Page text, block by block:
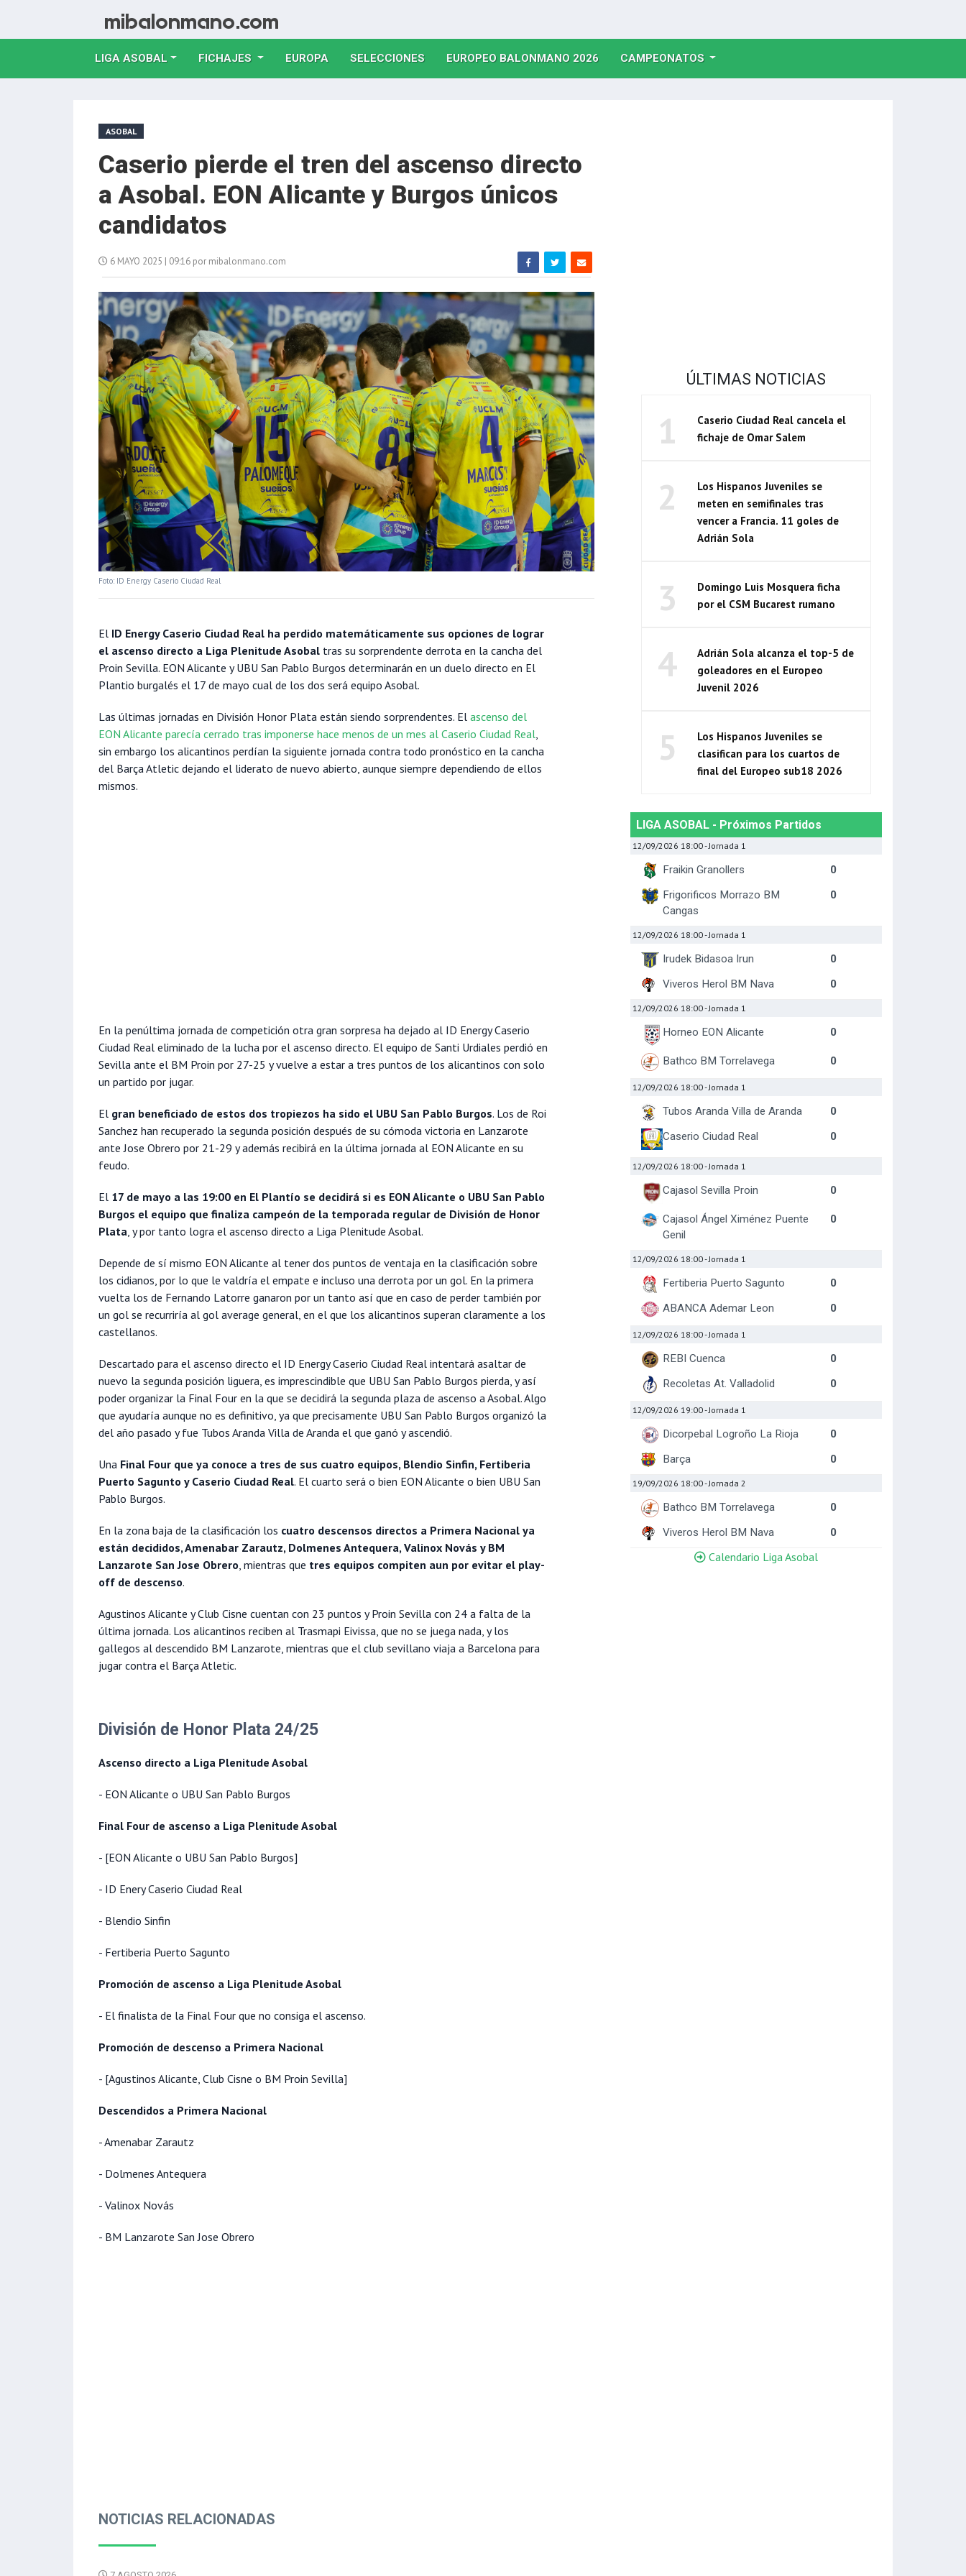
LIGA ASOBAL FICHAJES EUROPA(CURRENT)
SELECCIONES(CURRENT)
EUROPEO BALONMANO 2026(CURRENT)
CAMPEONATOS
ASOBAL
Caserio pierde el tren del ascenso directo
a Asobal. EON Alicante y Burgos únicos
candidatos
6 MAYO 2025 | 09:16 por mibalonmano.com
Foto: ID Energy Caserio Ciudad Real
El ID Energy Caserio Ciudad Real ha perdido matemáticamente sus opciones de lograr
el ascenso directo a Liga Plenitude Asobal tras su sorprendente derrota en la cancha del
Proin Sevilla. EON Alicante y UBU San Pablo Burgos determinarán en un duelo directo en El
Plantio burgalés el 17 de mayo cual de los dos será equipo Asobal.
Las últimas jornadas en División Honor Plata están siendo sorprendentes. El ascenso del
EON Alicante parecía cerrado tras imponerse hace menos de un mes al Caserio Ciudad Real
sin embargo los alicantinos perdían la siguiente jornada contra todo pronóstico en la cancha
del Barça Atletic dejando el liderato de nuevo abierto, aunque siempre dependiendo de ellos
mismos.
En la penúltima jornada de competición otra gran sorpresa ha dejado al ID Energy Caserio
Ciudad Real eliminado de la lucha por el ascenso directo. El equipo de Santi Urdiales perdió en
Sevilla ante el BM Proin por 27-25 y vuelve a estar a tres puntos de los alicantinos con solo
un partido por jugar.
El gran beneficiado de estos dos tropiezos ha sido el UBU San Pablo Burgos. Los de Roi
Sanchez han recuperado la segunda posición después de su cómoda victoria en Lanzarote
ante Jose Obrero por 21-29 y además recibirá en la última jornada al EON Alicante en su
feudo.
El 17 de mayo a las 19:00 en El Plantío se decidirá si es EON Alicante o UBU San Pablo
Burgos el equipo que finaliza campeón de la temporada regular de División de Honor
Plata , y por tanto logra el ascenso directo a Liga Plenitude Asobal.
Depende de sí mismo EON Alicante al tener dos puntos de ventaja en la clasificación sobre
los cidianos, por lo que le valdría el empate e incluso una derrota por un gol. En la primera
vuelta los de Fernando Latorre ganaron por un tanto así que en caso de perder también por
un gol se recurriría al gol average general, en el que los alicantinos superan claramente a los
castellanos.
Descartado para el ascenso directo el ID Energy Caserio Ciudad Real intentará asaltar de
nuevo la segunda posición liguera, es imprescindible que UBU San Pablo Burgos pierda, y así
poder organizar la Final Four en la que se decidirá la segunda plaza de ascenso a Asobal. Algo
que ayudaría aunque no es definitivo, ya que precisamente UBU San Pablo Burgos organizó la
del año pasado y fue Tubos Aranda Villa de Aranda el que ganó y ascendió.
Una Final Four que ya conoce a tres de sus cuatro equipos, Blendio Sinfin, Fertiberia
Puerto Sagunto y Caserio Ciudad Real. El cuarto será o bien EON Alicante o bien UBU San
Pablo Burgos.
En la zona baja de la clasificación los cuatro descensos directos a Primera Nacional ya
están decididos, Amenabar Zarautz, Dolmenes Antequera, Valinox Novás y BM
Lanzarote San Jose Obrero , mientras que tres equipos compiten aun por evitar el play-
off de descenso.
Agustinos Alicante y Club Cisne cuentan con 23 puntos y Proin Sevilla con 24 a falta de la
última jornada. Los alicantinos reciben al Trasmapi Eivissa, que no se juega nada, y los
gallegos al descendido BM Lanzarote, mientras que el club sevillano viaja a Barcelona para
jugar contra el Barça Atletic.
División de Honor Plata 24/25
Ascenso directo a Liga Plenitude Asobal
- EON Alicante o UBU San Pablo Burgos
Final Four de ascenso a Liga Plenitude Asobal
- [EON Alicante o UBU San Pablo Burgos]
- ID Enery Caserio Ciudad Real
- Blendio Sinfin
- Fertiberia Puerto Sagunto
Promoción de ascenso a Liga Plenitude Asobal
- El finalista de la Final Four que no consiga el ascenso.
Promoción de descenso a Primera Nacional
- [Agustinos Alicante, Club Cisne o BM Proin Sevilla]
Descendidos a Primera Nacional
- Amenabar Zarautz
- Dolmenes Antequera
- Valinox Novás
- BM Lanzarote San Jose Obrero
NOTICIAS RELACIONADAS
ÚLTIMAS NOTICIAS
1
Caserio Ciudad Real cancela el
fichaje de Omar Salem
2
Los Hispanos Juveniles se
meten en semifinales tras
vencer a Francia. 11 goles de
Adrián Sola
3
Domingo Luis Mosquera ficha
por el CSM Bucarest rumano
4
Adrián Sola alcanza el top-5 de
goleadores en el Europeo
Juvenil 2026
5
Los Hispanos Juveniles se
clasifican para los cuartos de
final del Europeo sub18 2026
LIGA ASOBAL - Próximos Partidos
12/09/2026 18:00- Jornada 1
Fraikin Granollers
0
Frigorificos Morrazo BM
Cangas
0
12/09/2026 18:00- Jornada 1
Irudek Bidasoa Irun
0
Viveros Herol BM Nava
0
12/09/2026 18:00- Jornada 1
Horneo EON Alicante 0
Bathco BM Torrelavega 0
12/09/2026 18:00- Jornada 1
Tubos Aranda Villa de Aranda
0
Caserio Ciudad Real
0
12/09/2026 18:00- Jornada 1
Cajasol Sevilla Proin 0
Cajasol Ángel Ximénez Puente
Genil
0
12/09/2026 18:00- Jornada 1
Fertiberia Puerto Sagunto
0
ABANCA Ademar Leon
0
12/09/2026 18:00- Jornada 1
REBI Cuenca
0
Recoletas At. Valladolid
0
12/09/2026 19:00- Jornada 1
Dicorpebal Logroño La Rioja
0
Barça
0
19/09/2026 18:00- Jornada 2
Bathco BM Torrelavega
0
Viveros Herol BM Nava
0
Calendario Liga Asobal